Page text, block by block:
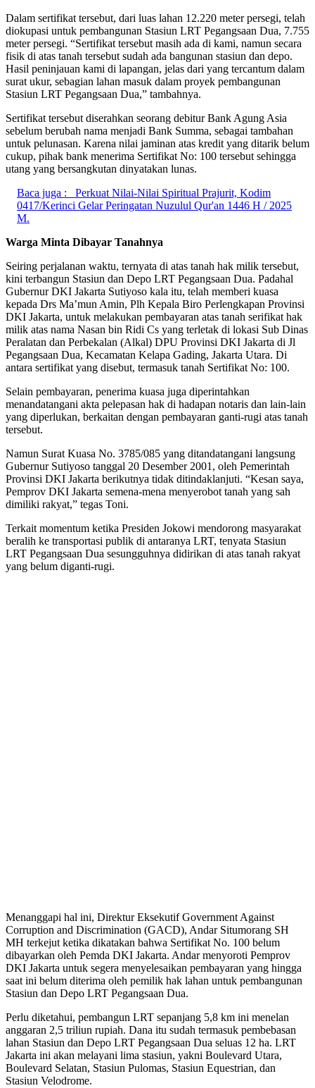
Dalam sertifikat tersebut, dari luas lahan 12.220 meter persegi, telah
diokupasi untuk pembangunan Stasiun LRT Pegangsaan Dua, 7.755
meter persegi. “Sertifikat tersebut masih ada di kami, namun secara
fisik di atas tanah tersebut sudah ada bangunan stasiun dan depo.
Hasil peninjauan kami di lapangan, jelas dari yang tercantum dalam
surat ukur, sebagian lahan masuk dalam proyek pembangunan
Stasiun LRT Pegangsaan Dua,” tambahnya.
Sertifikat tersebut diserahkan seorang debitur Bank Agung Asia
sebelum berubah nama menjadi Bank Summa, sebagai tambahan
untuk pelunasan. Karena nilai jaminan atas kredit yang ditarik belum
cukup, pihak bank menerima Sertifikat No: 100 tersebut sehingga
utang yang bersangkutan dinyatakan lunas.
Baca juga :
Perkuat Nilai-Nilai Spiritual Prajurit, Kodim
0417/Kerinci Gelar Peringatan Nuzulul Qur'an 1446 H / 2025
M.
Warga Minta Dibayar Tanahnya
Seiring perjalanan waktu, ternyata di atas tanah hak milik tersebut,
kini terbangun Stasiun dan Depo LRT Pegangsaan Dua. Padahal
Gubernur DKI Jakarta Sutiyoso kala itu, telah memberi kuasa
kepada Drs Ma’mun Amin, Plh Kepala Biro Perlengkapan Provinsi
DKI Jakarta, untuk melakukan pembayaran atas tanah serifikat hak
milik atas nama Nasan bin Ridi Cs yang terletak di lokasi Sub Dinas
Peralatan dan Perbekalan (Alkal) DPU Provinsi DKI Jakarta di Jl
Pegangsaan Dua, Kecamatan Kelapa Gading, Jakarta Utara. Di
antara sertifikat yang disebut, termasuk tanah Sertifikat No: 100.
Selain pembayaran, penerima kuasa juga diperintahkan
menandatangani akta pelepasan hak di hadapan notaris dan lain-lain
yang diperlukan, berkaitan dengan pembayaran ganti-rugi atas tanah
tersebut.
Namun Surat Kuasa No. 3785/085 yang ditandatangani langsung
Gubernur Sutiyoso tanggal 20 Desember 2001, oleh Pemerintah
Provinsi DKI Jakarta berikutnya tidak ditindaklanjuti. “Kesan saya,
Pemprov DKI Jakarta semena-mena menyerobot tanah yang sah
dimiliki rakyat,” tegas Toni.
Terkait momentum ketika Presiden Jokowi mendorong masyarakat
beralih ke transportasi publik di antaranya LRT, tenyata Stasiun
LRT Pegangsaan Dua sesungguhnya didirikan di atas tanah rakyat
yang belum diganti-rugi.
Menanggapi hal ini, Direktur Eksekutif Government Against
Corruption and Discrimination (GACD), Andar Situmorang SH
MH terkejut ketika dikatakan bahwa Sertifikat No. 100 belum
dibayarkan oleh Pemda DKI Jakarta. Andar menyoroti Pemprov
DKI Jakarta untuk segera menyelesaikan pembayaran yang hingga
saat ini belum diterima oleh pemilik hak lahan untuk pembangunan
Stasiun dan Depo LRT Pegangsaan Dua.
Perlu diketahui, pembangun LRT sepanjang 5,8 km ini menelan
anggaran 2,5 triliun rupiah. Dana itu sudah termasuk pembebasan
lahan Stasiun dan Depo LRT Pegangsaan Dua seluas 12 ha. LRT
Jakarta ini akan melayani lima stasiun, yakni Boulevard Utara,
Boulevard Selatan, Stasiun Pulomas, Stasiun Equestrian, dan
Stasiun Velodrome.